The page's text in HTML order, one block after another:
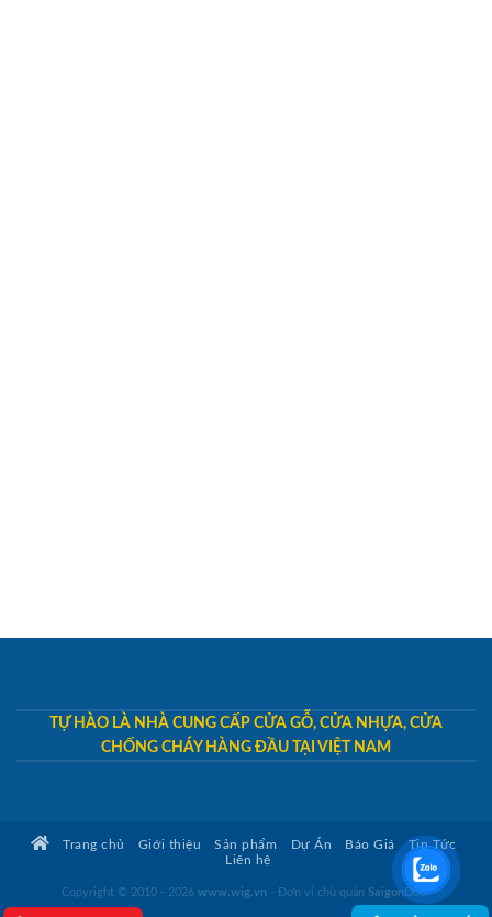
TỰ HÀO LÀ NHÀ CUNG CẤP CỬA GỖ, CỬA NHỰA, CỬA
CHỐNG CHÁY HÀNG ĐẦU TẠI VIỆT NAM
Trang chủ Giới thiệu Sản phẩm Dự Án Báo Giá
Tin Tức
Liên hệ
Copyright © 2010 - 2026 www.wig.vn - Đơn vị chủ quản SaigonDoor